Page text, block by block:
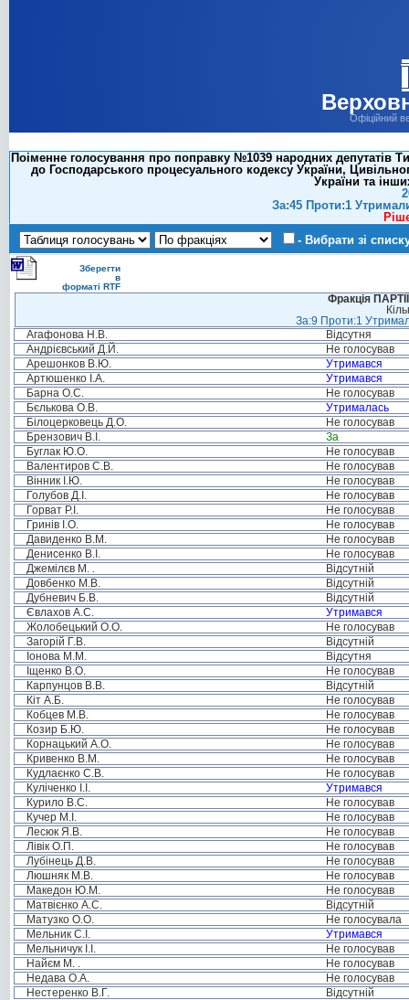
Офіційний
Поіменне голосування про поправку №1039 народних
до Господарського процесуального кодексу України,
України та
За:45 Проти:1
- Вибрати зі
Зберегти
в
форматі RTF
Фракція
За:9 Проти:1
Агафонова Н.В.
Відсутня
Андрієвський Д.Й.
Не голосував
Арешонков В.Ю.
Утримався
Артюшенко І.А.
Утримався
Барна О.С.
Не голосував
Бєлькова О.В.
Утрималась
Білоцерковець Д.О.
Не голосував
Брензович В.І.
За
Буглак Ю.О.
Не голосував
Валентиров С.В.
Не голосував
Вінник І.Ю.
Не голосував
Голубов Д.І.
Не голосував
Горват Р.І.
Не голосував
Гринів І.О.
Не голосував
Давиденко В.М.
Не голосував
Денисенко В.І.
Не голосував
Джемілєв М. .
Відсутній
Довбенко М.В.
Відсутній
Дубневич Б.В.
Відсутній
Євлахов А.С.
Утримався
Жолобецький О.О.
Не голосував
Загорій Г.В.
Відсутній
Іонова М.М.
Відсутня
Іщенко В.О.
Не голосував
Карпунцов В.В.
Відсутній
Кіт А.Б.
Не голосував
Кобцев М.В.
Не голосував
Козир Б.Ю.
Не голосував
Корнацький А.О.
Не голосував
Кривенко В.М.
Не голосував
Кудлаєнко С.В.
Не голосував
Куліченко І.І.
Утримався
Курило В.С.
Не голосував
Кучер М.І.
Не голосував
Лесюк Я.В.
Не голосував
Лівік О.П.
Не голосував
Лубінець Д.В.
Не голосував
Люшняк М.В.
Не голосував
Македон Ю.М.
Не голосував
Матвієнко А.С.
Відсутній
Матузко О.О.
Не голосувала
Мельник С.І.
Утримався
Мельничук І.І.
Не голосував
Найєм М. .
Не голосував
Недава О.А.
Не голосував
Нестеренко В.Г.
Відсутній